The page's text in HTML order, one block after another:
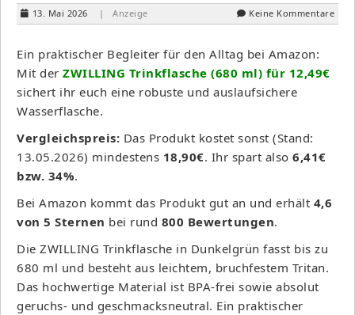
13. Mai 2026 | Anzeige Keine Kommentare
Ein praktischer Begleiter für den Alltag bei Amazon:
Mit der ZWILLING Trinkflasche (680 ml) für 12,49€
sichert ihr euch eine robuste und auslaufsichere
Wasserflasche.
Vergleichspreis: Das Produkt kostet sonst (Stand:
13.05.2026) mindestens 18,90€. Ihr spart also 6,41€
bzw. 34%.
Bei Amazon kommt das Produkt gut an und erhält 4,6
von 5 Sternen bei rund 800 Bewertungen.
Die ZWILLING Trinkflasche in Dunkelgrün fasst bis zu
680 ml und besteht aus leichtem, bruchfestem Tritan.
Das hochwertige Material ist BPA-frei sowie absolut
geruchs- und geschmacksneutral. Ein praktischer